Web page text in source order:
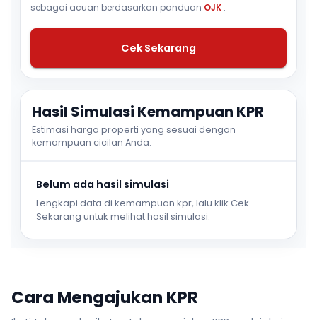
sebagai acuan berdasarkan panduan OJK .
Cek Sekarang
Hasil Simulasi Kemampuan KPR
Estimasi harga properti yang sesuai dengan
kemampuan cicilan Anda.
Belum ada hasil simulasi
Lengkapi data di kemampuan kpr, lalu klik Cek
Sekarang untuk melihat hasil simulasi.
Cara Mengajukan KPR